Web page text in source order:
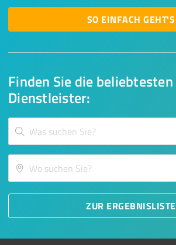
Finden Sie die beliebtesten
Dienstleister:
ZUR ERGEBNISLISTE
SO EINFACH GEHT'S